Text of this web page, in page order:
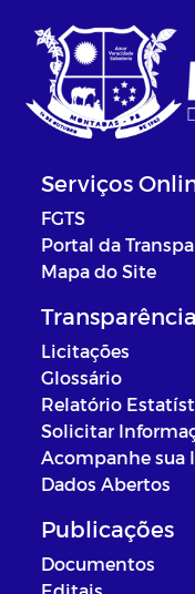
Serviços
FGTS
Portal da
Mapa do Site
Transparência
Licitações
Glossário
Relatório
Solicitar
Acompanhe sua
Dados Abertos
Publicações
Documentos
Editais